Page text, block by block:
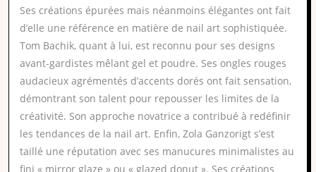
Ses créations épurées mais néanmoins élégantes ont fait
d’elle une référence en matière de nail art sophistiquée.
Tom Bachik, quant à lui, est reconnu pour ses designs
avant-gardistes mêlant gel et poudre. Ses ongles rouges
audacieux agrémentés d’accents dorés ont fait sensation,
démontrant son talent pour repousser les limites de la
créativité. Son approche novatrice a contribué à redéfinir
les tendances de la nail art. Enfin, Zola Ganzorigt s’est
taillé une réputation avec ses manucures minimalistes au
fini « mirror glaze » ou « glazed donut ». Ses créations